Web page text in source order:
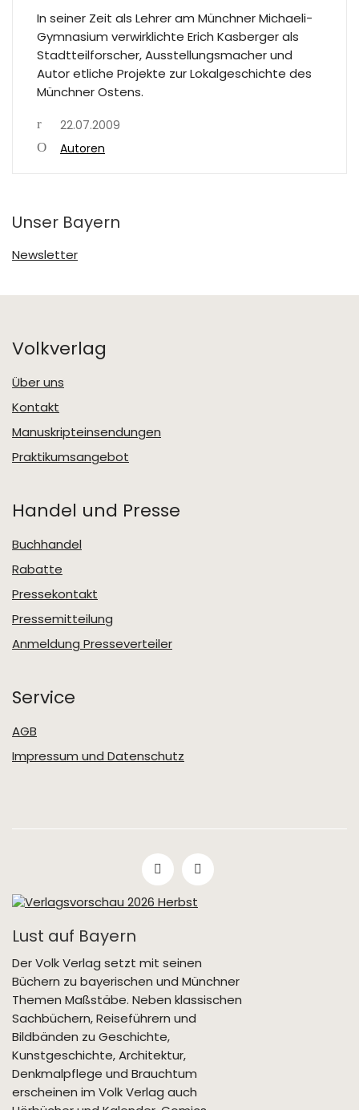
In seiner Zeit als Lehrer am Münchner Michaeli-
Gymnasium verwirklichte Erich Kasberger als
Stadtteilforscher, Ausstellungsmacher und
Autor etliche Projekte zur Lokalgeschichte des
Münchner Ostens.
22.07.2009
Autoren
Unser Bayern
Newsletter
Volkverlag
Über uns
Kontakt
Manuskripteinsendungen
Praktikumsangebot
Handel und Presse
Buchhandel
Rabatte
Pressekontakt
Pressemitteilung
Anmeldung Presseverteiler
Service
AGB
Impressum und Datenschutz
Lust auf Bayern
Der Volk Verlag setzt mit seinen
Büchern zu bayerischen und Münchner
Themen Maßstäbe. Neben klassischen
Sachbüchern, Reiseführern und
Bildbänden zu Geschichte,
Kunstgeschichte, Architektur,
Denkmalpflege und Brauchtum
erscheinen im Volk Verlag auch